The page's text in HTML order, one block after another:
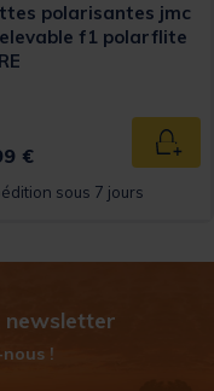
polarisantes jmc
f1 polarflite
€
sous 7 jours
newsletter
!